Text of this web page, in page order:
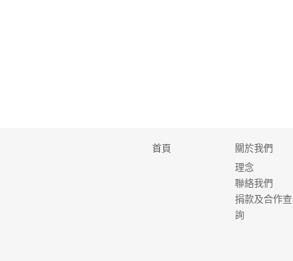
首頁
關於我們
理念
聯絡我們
捐款及合作查
詢